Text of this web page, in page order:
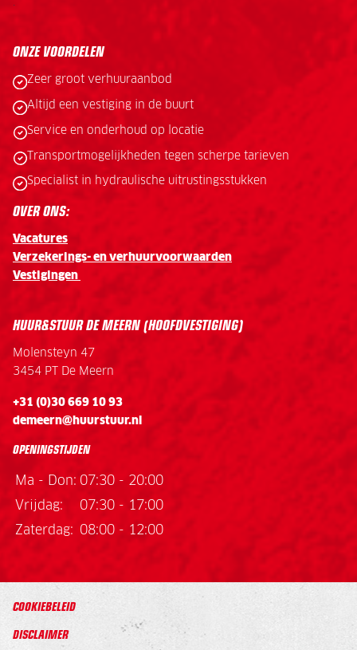
.
ONZE VOORDELEN
Zeer groot verhuuraanbod
Altijd een vestiging in de buurt
Service en onderhoud op locatie
Transportmogelijkheden tegen scherpe tarieven
Specialist in hydraulische uitrustingsstukken
OVER ONS:
Vacatures
Verzekerings- en verhuurvoorwaarden
Vestigingen
HUUR&STUUR DE MEERN (HOOFDVESTIGING)
Molensteyn 47
3454 PT De Meern
+31 (0)30 669 10 93
demeern@huurstuur.nl
OPENINGSTIJDEN
Ma - Don: 07:30 - 20:00
Vrijdag:
07:30 - 17:00
Zaterdag:
08:00 - 12:00
COOKIEBELEID
DISCLAIMER